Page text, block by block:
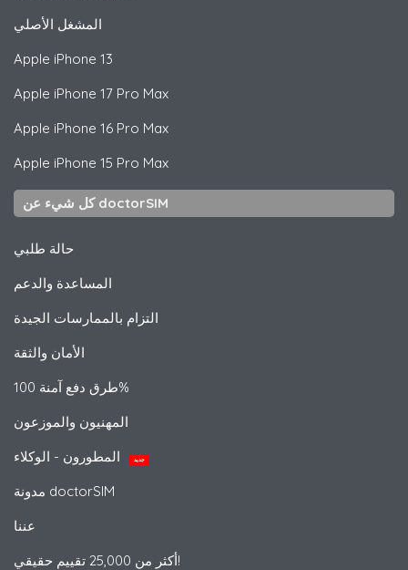
المشغل الأصلي
Apple iPhone 13
Apple iPhone 17 Pro Max
Apple iPhone 16 Pro Max
Apple iPhone 15 Pro Max
كل شيء عن doctorSIM
حالة طلبي
المساعدة والدعم
التزام بالممارسات الجيدة
الأمان والثقة
طرق دفع آمنة 100%
المهنيون والموزعون
جديد
مدونة doctorSIM
عننا
أكثر من 25,000 تقييم حقيقي!